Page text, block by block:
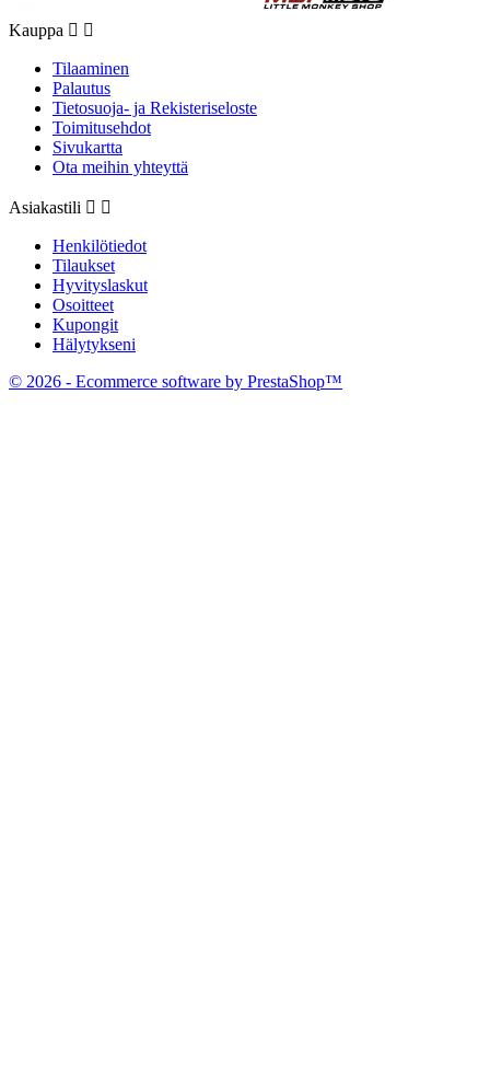
Kauppa  
Tilaaminen
Palautus
Tietosuoja- ja Rekisteriseloste
Toimitusehdot
Sivukartta
Ota meihin yhteyttä
Asiakastili  
Henkilötiedot
Tilaukset
Hyvityslaskut
Osoitteet
Kupongit
Hälytykseni
© 2026 - Ecommerce software by PrestaShop™